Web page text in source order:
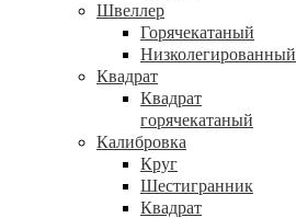
Швеллер
Горячекатаный
Низколегированный
Квадрат
Квадрат
горячекатаный
Калибровка
Круг
Шестигранник
Квадрат